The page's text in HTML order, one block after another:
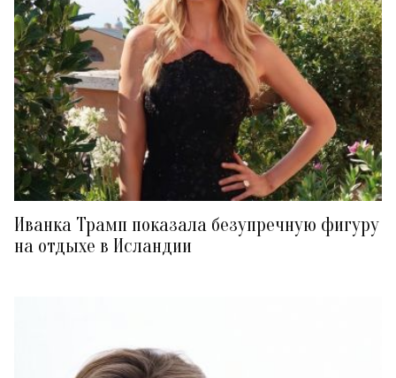
Иванка Трамп показала безупречную фигуру
на отдыхе в Исландии